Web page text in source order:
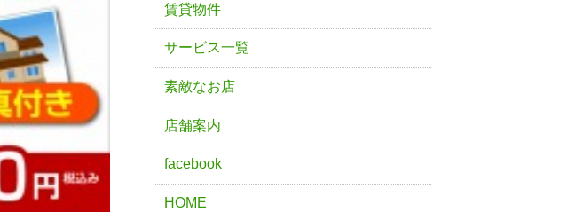
賃貸物件
サービス一覧
素敵なお店
店舗案内
facebook
HOME